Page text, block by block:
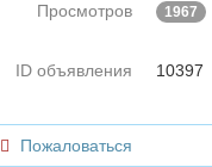
Просмотров
1967
ID объявления 10397
Пожаловаться